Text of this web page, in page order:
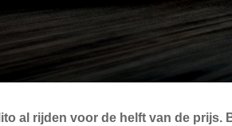
al rijden voor de helft van de prijs.